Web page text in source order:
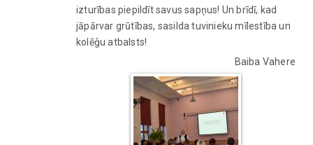
izturības piepildīt savus sapņus! Un brīdī, kad
jāpārvar grūtības, sasilda tuvinieku mīlestība un
kolēģu atbalsts!
Baiba Vahere